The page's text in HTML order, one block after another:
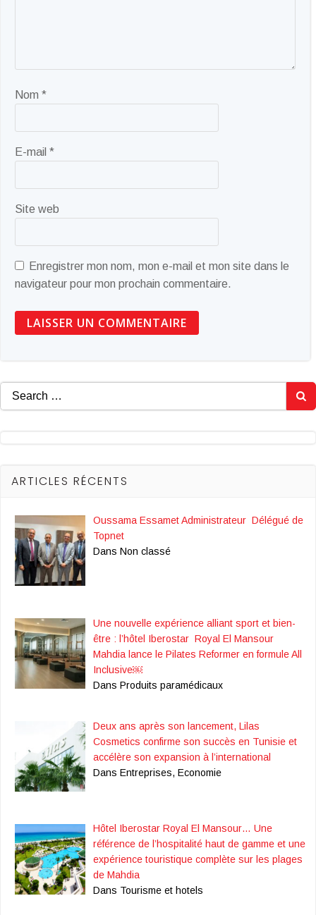
Nom *
E-mail *
Site web
Enregistrer mon nom, mon e-mail et mon site dans le
navigateur pour mon prochain commentaire.
Search
for:
ARTICLES RÉCENTS
Oussama Essamet Administrateur Délégué de
Topnet
Dans Non classé
Une nouvelle expérience alliant sport et bien-
être : l’hôtel Iberostar Royal El Mansour
Mahdia lance le Pilates Reformer en formule All
Inclusive￼
Dans Produits paramédicaux
Deux ans après son lancement, Lilas
Cosmetics confirme son succès en Tunisie et
accélère son expansion à l’international
Dans Entreprises, Economie
Hôtel Iberostar Royal El Mansour… Une
référence de l’hospitalité haut de gamme et une
expérience touristique complète sur les plages
de Mahdia
Dans Tourisme et hotels